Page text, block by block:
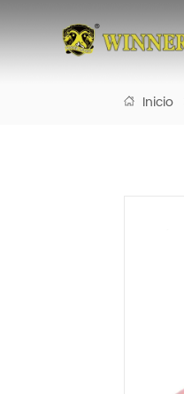
Inicio